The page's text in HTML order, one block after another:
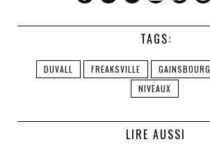
TAGS:
DUVALL FREAKSVILLE GAINSBOURG
NIVEAUX
LIRE AUSSI